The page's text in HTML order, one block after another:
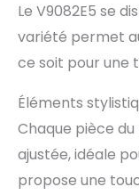
Le V9082E5 se
variété permet
ce soit pour une
Éléments
Chaque pièce
ajustée, idéale
propose une